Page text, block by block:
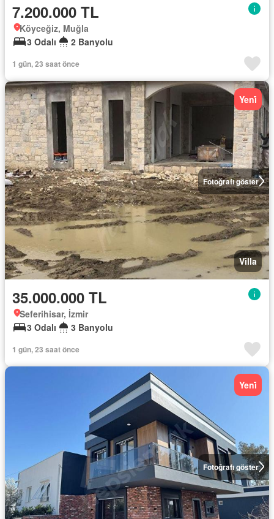
7.200.000 TL
Köyceğiz, Muğla
3 Odalı
2 Banyolu
1 gün, 23 saat önce
Fotoğrafı göster
Yeni̇
Villa
35.000.000 TL
Seferihisar, İzmir
3 Odalı
3 Banyolu
1 gün, 23 saat önce
Fotoğrafı göster
Yeni̇